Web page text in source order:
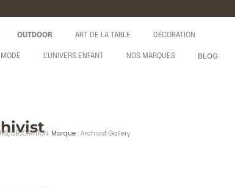
OUTDOOR ART DE LA TABLE DÉCORATION
MODE L'UNIVERS ENFANT NOS MARQUES BLOG
,DÉCORATION Marque : Archivist Gallery